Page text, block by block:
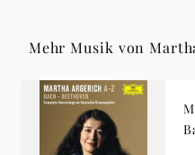
Mehr Musik von